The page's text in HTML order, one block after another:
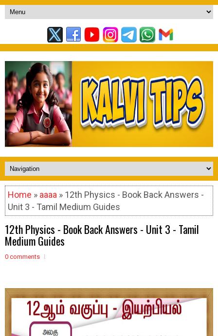
Home » aaaa » 12th Physics - Book Back Answers -
Unit 3 - Tamil Medium Guides
12th Physics - Book Back Answers - Unit 3 - Tamil
Medium Guides
0 comments